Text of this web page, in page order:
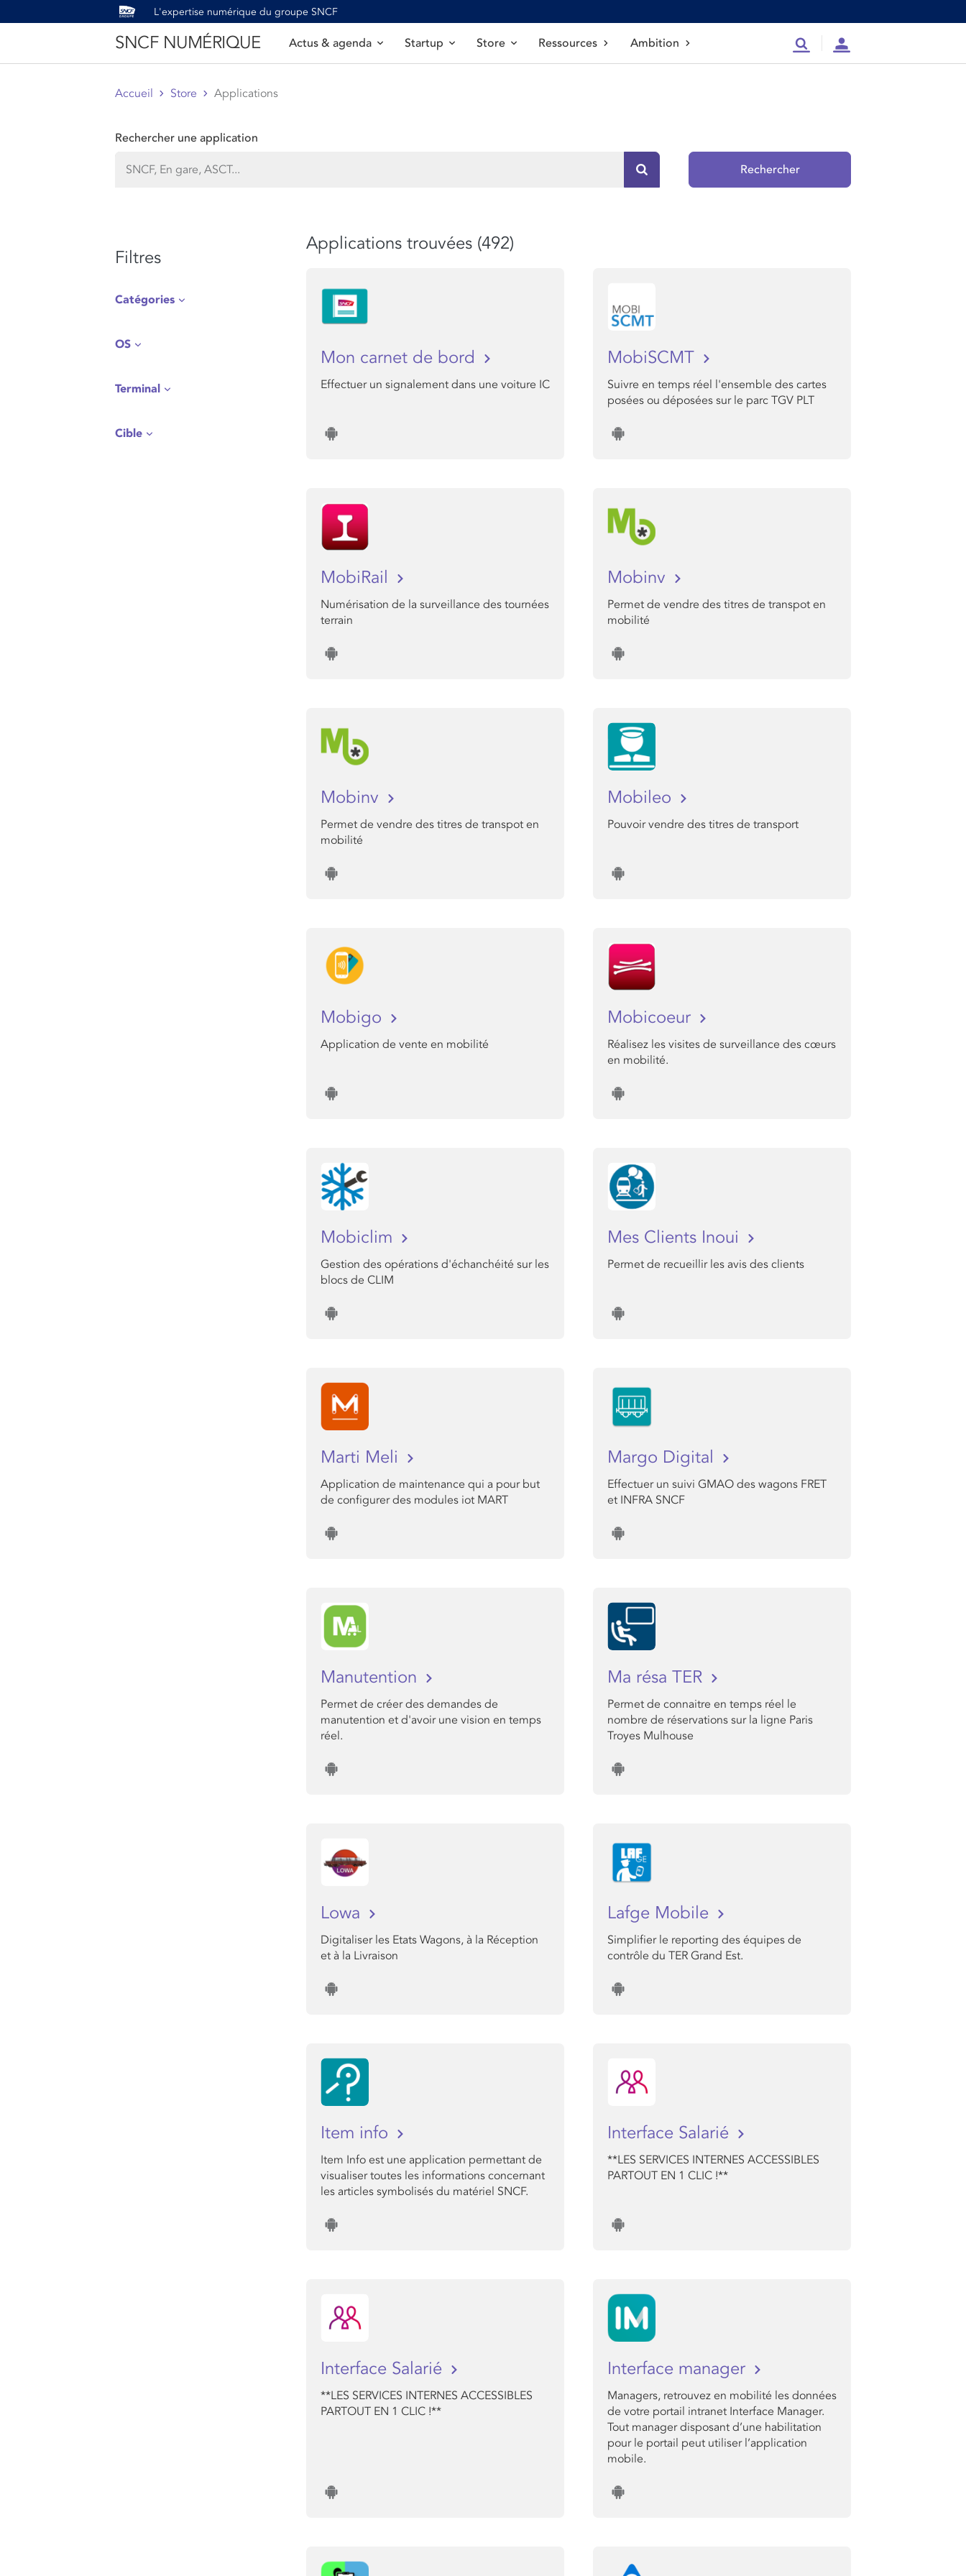
L'expertise numérique du groupe SNCF
SNCF NUMÉRIQUE Actus & agenda Startup Store Ressources Ambition RechercheCompte
Accueil Store Applications
Rechercher une application
Rechercher sur le site
Rechercher
Filtres
Catégories
OS
Terminal
Cible
Applications trouvées (492)
Mon carnet de bord
Effectuer un signalement dans une voiture IC
MobiSCMT
Suivre en temps réel l'ensemble des cartes
posées ou déposées sur le parc TGV PLT
MobiRail
Numérisation de la surveillance des tournées
terrain
Mobinv
Permet de vendre des titres de transpot en
mobilité
Mobinv
Permet de vendre des titres de transpot en
mobilité
Mobileo
Pouvoir vendre des titres de transport
Mobigo
Application de vente en mobilité
Mobicoeur
Réalisez les visites de surveillance des cœurs
en mobilité.
Mobiclim
Gestion des opérations d'échanchéité sur les
blocs de CLIM
Mes Clients Inoui
Permet de recueillir les avis des clients
Marti Meli
Application de maintenance qui a pour but
de configurer des modules iot MART
Margo Digital
Effectuer un suivi GMAO des wagons FRET
et INFRA SNCF
Manutention
Permet de créer des demandes de
manutention et d'avoir une vision en temps
réel.
Ma résa TER
Permet de connaitre en temps réel le
nombre de réservations sur la ligne Paris
Troyes Mulhouse
Lowa
Digitaliser les Etats Wagons, à la Réception
et à la Livraison
Lafge Mobile
Simplifier le reporting des équipes de
contrôle du TER Grand Est.
Item info
Item Info est une application permettant de
visualiser toutes les informations concernant
les articles symbolisés du matériel SNCF.
Interface Salarié
**LES SERVICES INTERNES ACCESSIBLES
PARTOUT EN 1 CLIC !**
Interface Salarié
**LES SERVICES INTERNES ACCESSIBLES
PARTOUT EN 1 CLIC !**
Interface manager
Managers, retrouvez en mobilité les données
de votre portail intranet Interface Manager.
Tout manager disposant d’une habilitation
pour le portail peut utiliser l’application
mobile.